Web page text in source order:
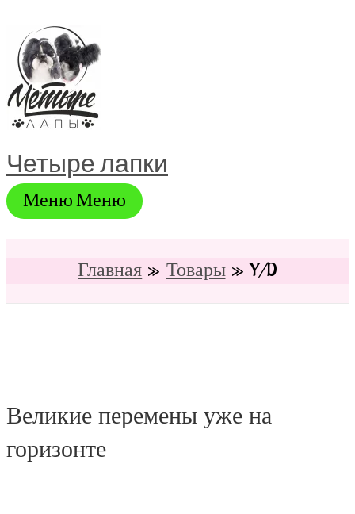
содержимому
Четыре лапки
МенюМеню
Главная Товары Y/D
Великие перемены уже на
горизонте